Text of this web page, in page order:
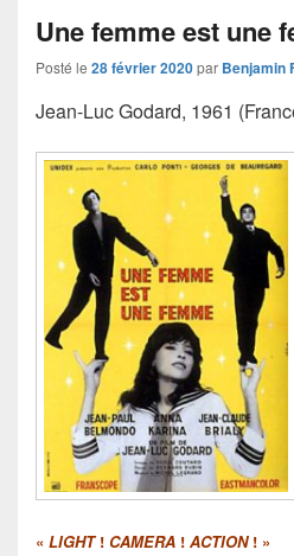
Une femme est une
Posté le 28 février 2020par Benjamin
Jean-Luc Godard, 1961
« LIGHT! CAMERA ! ACTION! »